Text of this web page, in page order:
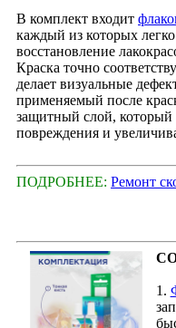
В комплект входит
каждый из которых
восстановление
Краска точно
делает визуальные
применяемый после
защитный слой, который
повреждения и
ПОДРОБНЕЕ: Ремонт
1.